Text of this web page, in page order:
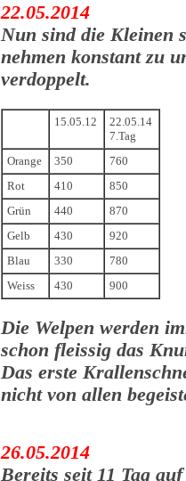
22.05.2014
Nun sind die Kleinen
nehmen konstant zu
verdoppelt.
15.05.12
22.05.14
7.Tag
Orange
350
760
Rot
410
850
Grün
440
870
Gelb
430
920
Blau
330
780
Weiss
430 900
Die Welpen werden
schon fleissig das
Das erste
nicht von allen
26.05.2014
Bereits seit 11 Tag